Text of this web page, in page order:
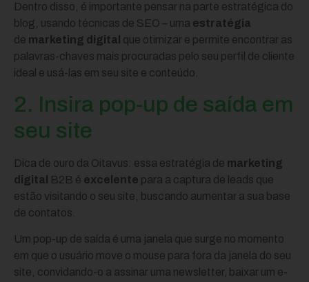
Dentro disso, é importante pensar na parte estratégica do
blog, usando técnicas de SEO – uma estratégia
de marketing digital que otimizar e permite encontrar as
palavras-chaves mais procuradas pelo seu perfil de cliente
ideal e usá-las em seu site e conteúdo.
2. Insira pop-up de saída em
seu site
Dica de ouro da Oitavus: essa estratégia de marketing
digital B2B é excelente para a captura de leads que
estão visitando o seu site, buscando aumentar a sua base
de contatos.
Um pop-up de saída é uma janela que surge no momento
em que o usuário move o mouse para fora da janela do seu
site, convidando-o a assinar uma newsletter, baixar um e-